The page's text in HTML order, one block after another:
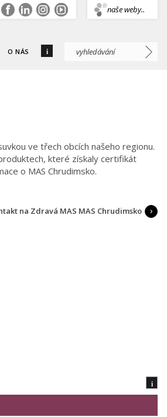
naše weby..
O NÁS i
ve třech obcích našeho regionu.
které získaly certifikát
o MAS Chrudimsko.
na Zdravá MAS MAS Chrudimsko
i